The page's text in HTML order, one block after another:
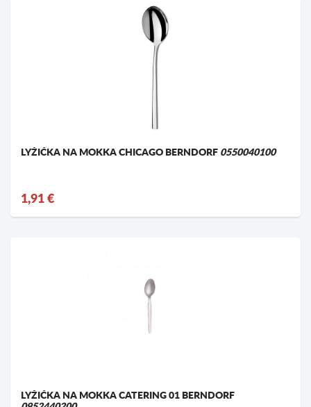
LYŽIČKA NA MOKKA CHICAGO BERNDORF 0550040100
1,91 €
LYŽIČKA NA MOKKA CATERING 01 BERNDORF